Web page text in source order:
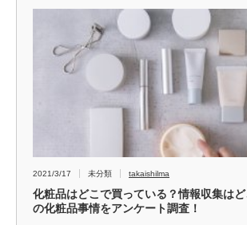
2021/3/17 未分類 takaishilma
化粧品はどこで買っている？情報収集は
の化粧品事情をアンケート調査！